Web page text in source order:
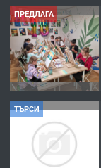
ПРЕДЛАГА
ТЪРСИ